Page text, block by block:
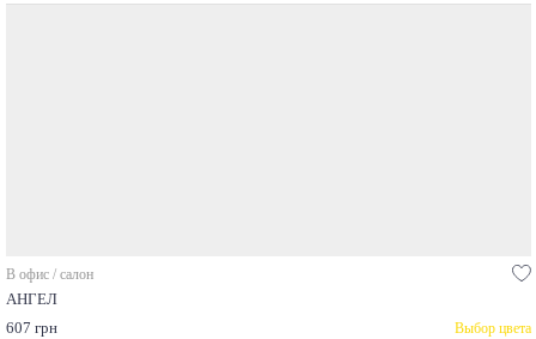
В офис / салон
АНГЕЛ
607 грн
Выбор цвета